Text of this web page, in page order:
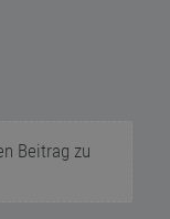
Beitrag zu